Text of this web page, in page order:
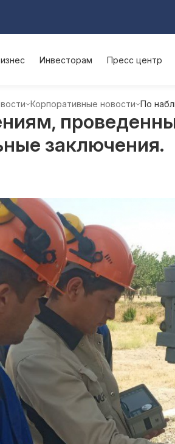
Инвесторам Пресс центр
Корпоративные новости По
заключения.